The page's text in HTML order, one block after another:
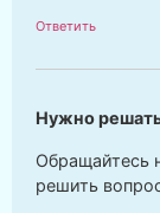
Ответить
Нужно
Обращайтесь
решить